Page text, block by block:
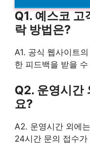
Q1. 예스코 고
락 방법은?
A1. 공식 웹사이트
한 피드백을 받을
Q2. 운영시간
요?
A2. 운영시간 외에
24시간 문의 접수가